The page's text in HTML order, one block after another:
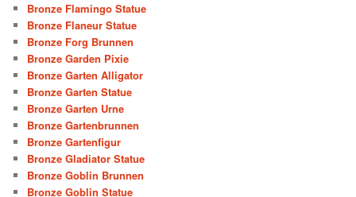
Bronze Flamingo Statue
Bronze Flaneur Statue
Bronze Forg Brunnen
Bronze Garden Pixie
Bronze Garten Alligator
Bronze Garten Statue
Bronze Garten Urne
Bronze Gartenbrunnen
Bronze Gartenfigur
Bronze Gladiator Statue
Bronze Goblin Brunnen
Bronze Goblin Statue